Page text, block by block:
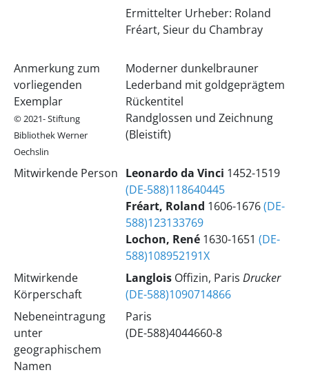
Ermittelter Urheber: Roland
Fréart, Sieur du Chambray
Anmerkung zum
vorliegenden
Exemplar
© 2021- Stiftung
Bibliothek Werner
Oechslin
Moderner dunkelbrauner
Lederband mit goldgeprägtem
Rückentitel
Randglossen und Zeichnung
(Bleistift)
Mitwirkende Person Leonardoda Vinci 1452-1519
(DE-588)118640445
Fréart, Roland 1606-1676(DE-
588)123133769
Lochon, René1630-1651 (DE-
588)108952191X
Mitwirkende
Körperschaft
LangloisOffizin, Paris Drucker
(DE-588)1090714866
Nebeneintragung
unter
geographischem
Namen
Paris
(DE-588)4044660-8